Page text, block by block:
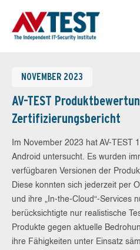
NOVEMBER 2023
AV-TEST
Zertifizierungsbericht
Im November 2023 hat AV-TEST
Android untersucht. Es wurden
verfügbaren Versionen der
Diese konnten sich jederzeit per
und ihre „In-the-Cloud“-Services
berücksichtigte nur realistische
Produkte gegen aktuelle
ihre Fähigkeiten unter Einsatz